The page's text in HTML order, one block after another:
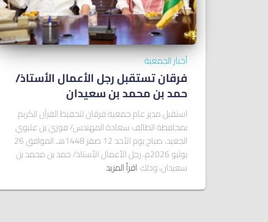
أخبار الجمعية
فرقان تستقبل رجل الأعمال الأستاذ/
ﺣﻤﺪ ﺑﻦ ﻣﺤﻤﺪ ﺑﻦ ﺳﻌﻴﺪان
استقبل مدير عام جمعية فرقان لتحفيظ القرآن الكريم
بمحافظة الطائف سعادة المهندس/ فوزي بن عليوي
الجعيد، صباح يوم الأحد 12 صفر 1448هـ الموافق 26
يوليو 2026م، رجل الأعمال الأستاذ/ حمد بن محمد بن
سعيدان، وذلك اقرأ المزيد